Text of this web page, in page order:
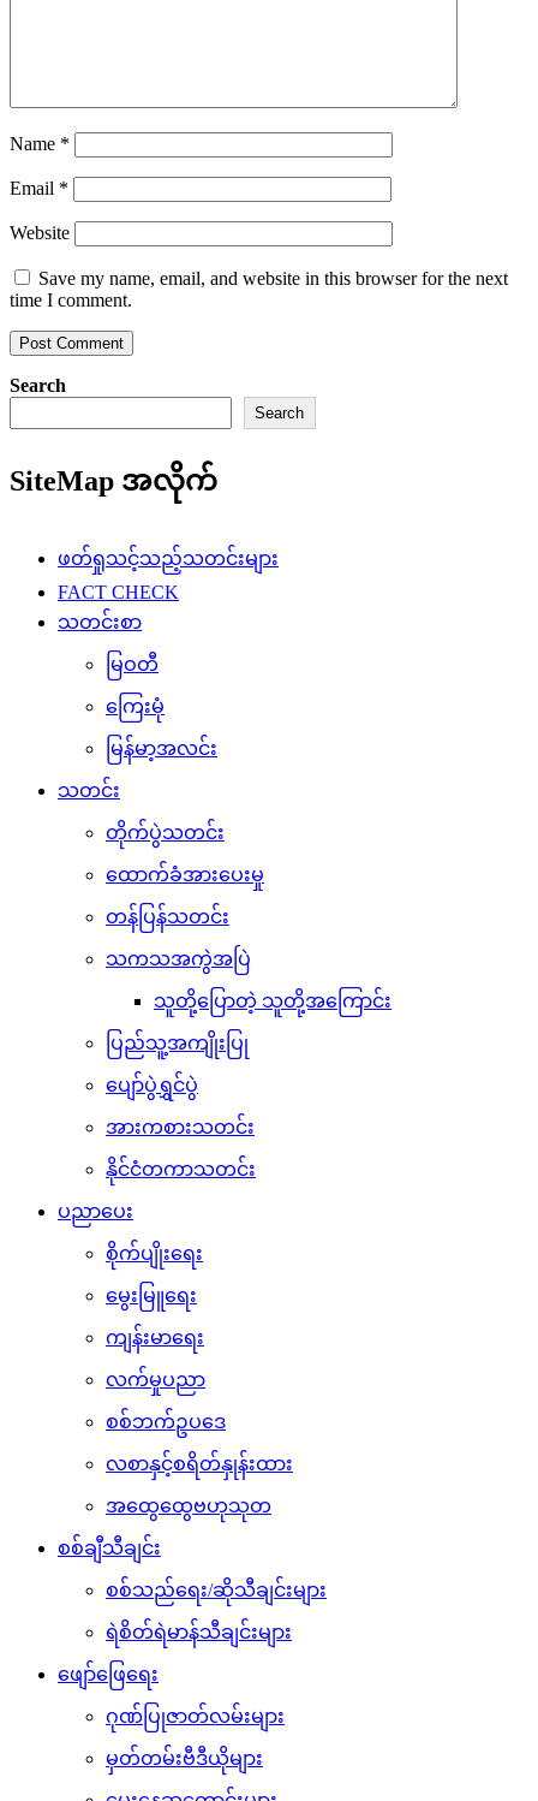
Name *
Email *
Website
Save my name, email, and website in this browser for the next
time I comment.
Search
Search
SiteMap အလိုက်
ဖတ်ရှုသင့်သည့်သတင်းများ
FACT CHECK
သတင်းစာ
မြဝတီ
ကြေးမုံ
မြန်မာ့အလင်း
သတင်း
တိုက်ပွဲသတင်း
ထောက်ခံအားပေးမှု
တန်ပြန်သတင်း
သကသအကွဲအပြဲ
သူတို့ပြောတဲ့ သူတို့အကြောင်း
ပြည်သူ့အကျိုးပြု
ပျော်ပွဲရွှင်ပွဲ
အားကစားသတင်း
နိုင်ငံတကာသတင်း
ပညာပေး
စိုက်ပျိုးရေး
မွေးမြူရေး
ကျန်းမာရေး
လက်မှုပညာ
စစ်ဘက်ဥပဒေ
လစာနှင့်စရိတ်နှုန်းထား
အထွေထွေဗဟုသုတ
စစ်ချီသီချင်း
စစ်သည်ရေး/ဆိုသီချင်းများ
ရဲစိတ်ရဲမာန်သီချင်းများ
ဖျော်ဖြေရေး
ဂုဏ်ပြုဇာတ်လမ်းများ
မှတ်တမ်းဗီဒီယိုများ